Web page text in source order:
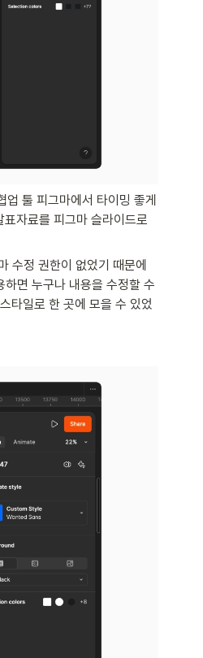
툴 피그마에서 타이밍 좋게
자료를 피그마 슬라이드로
수정 권한이 없었기 때문에
면 누구나 내용을 수정할 수
타일로 한 곳에 모을 수 있었